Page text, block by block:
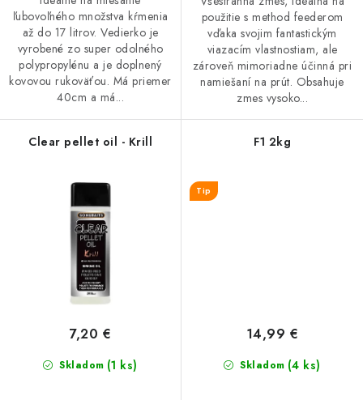
ľubovoľného množstva kŕmenia
až do 17 litrov. Vedierko je
vyrobené zo super odolného
polypropylénu a je doplnený
kovovou rukoväťou. Má priemer
40cm a má...
použitie s method feederom
vďaka svojim fantastickým
viazacím vlastnostiam, ale
zároveň mimoriadne účinná pri
namiešaní na prút. Obsahuje
zmes vysoko...
Clear pellet oil - Krill
Skladom (1 ks)
7,20 €
F1 2kg
Tip
Skladom (4 ks)
14,99 €